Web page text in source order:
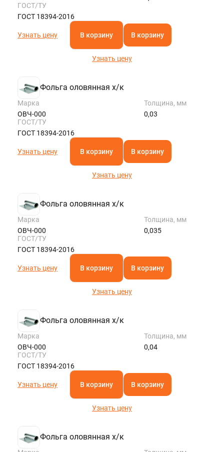
ГОСТ/ТУ
ГОСТ 18394-2016
Узнать цену В корзину В корзину
Узнать цену
Фольга оловянная х/к
Марка
ОВЧ-000
Толщина, мм
0,03
ГОСТ/ТУ
ГОСТ 18394-2016
Узнать цену В корзину В корзину
Узнать цену
Фольга оловянная х/к
Марка
ОВЧ-000
Толщина, мм
0,035
ГОСТ/ТУ
ГОСТ 18394-2016
Узнать цену В корзину В корзину
Узнать цену
Фольга оловянная х/к
Марка
ОВЧ-000
Толщина, мм
0,04
ГОСТ/ТУ
ГОСТ 18394-2016
Узнать цену В корзину В корзину
Узнать цену
Фольга оловянная х/к